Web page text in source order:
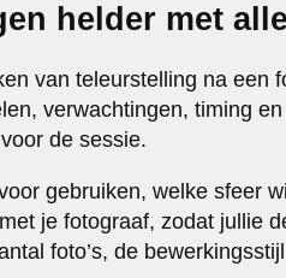
helder met
van teleurstelling na een
verwachtingen, timing
de sessie.
gebruiken, welke sfeer
je fotograaf, zodat jullie
foto’s, de